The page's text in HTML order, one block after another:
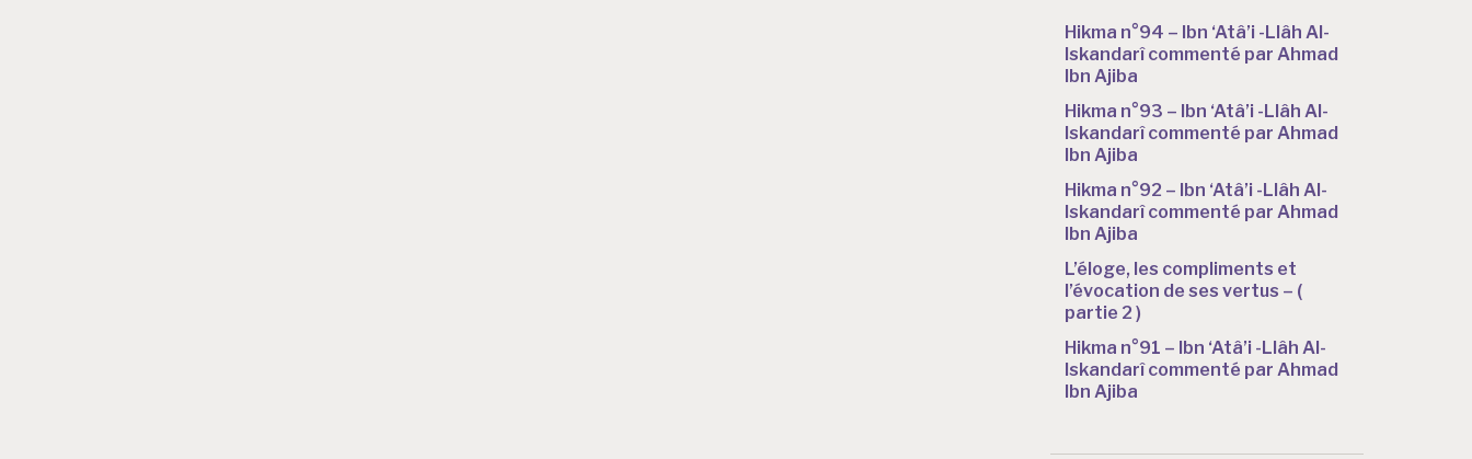
Hikma n°94 – Ibn ‘Atâ’i -Llâh Al-
Iskandarî commenté par Ahmad
Ibn Ajiba
Hikma n°93 – Ibn ‘Atâ’i -Llâh Al-
Iskandarî commenté par Ahmad
Ibn Ajiba
Hikma n°92 – Ibn ‘Atâ’i -Llâh Al-
Iskandarî commenté par Ahmad
Ibn Ajiba
L’éloge, les compliments et
l’évocation de ses vertus – (
partie 2 )
Hikma n°91 – Ibn ‘Atâ’i -Llâh Al-
Iskandarî commenté par Ahmad
Ibn Ajiba